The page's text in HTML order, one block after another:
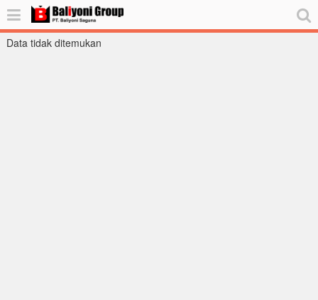
Data tidak ditemukan